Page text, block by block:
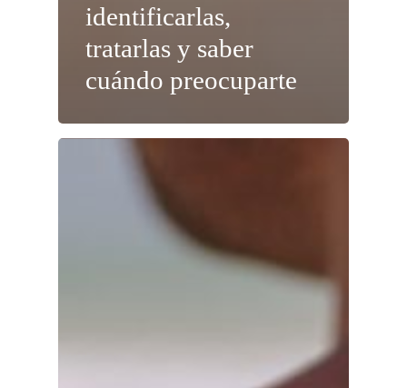
identificarlas,
tratarlas y saber
cuándo preocuparte